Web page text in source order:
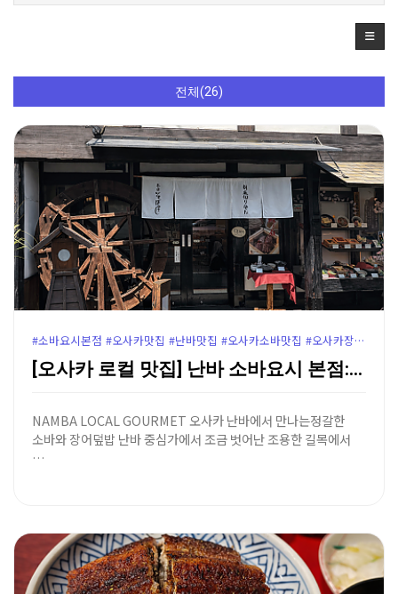
전체(26)
#소바요시본점 #오사카맛집 #난바맛집 #오사카소바맛집 #오사카장어덮밥 #난바장어덮밥 #야스카신사맛집 #난바야스카신사 #오사카로컬맛집 #오사카여행코스 #오사카맛집추천 #난바소바요시
[오사카 로컬 맛집] 난바 소바요시 본점: 물레방아가 …
NAMBA LOCAL GOURMET 오사카 난바에서 만나는정갈한
소바와 장어덮밥 난바 중심가에서 조금 벗어난 조용한 길목에서
…